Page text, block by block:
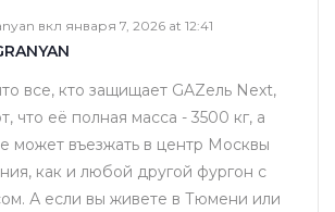
вкл января 7, 2026 at 12:41
все, кто защищает GAZель Next,
что её полная масса - 3500 кг, а
может въезжать в центр Москвы
как и любой другой фургон с
А если вы живете в Тюмени или